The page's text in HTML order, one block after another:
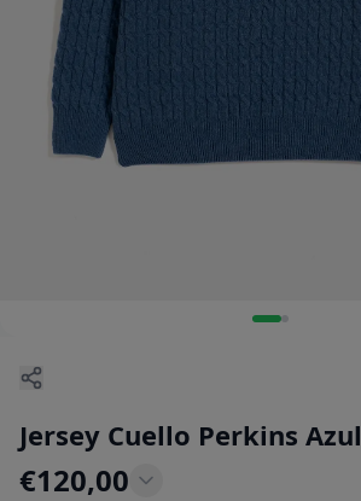
Jersey Cuello Perkins Azul
€120,00